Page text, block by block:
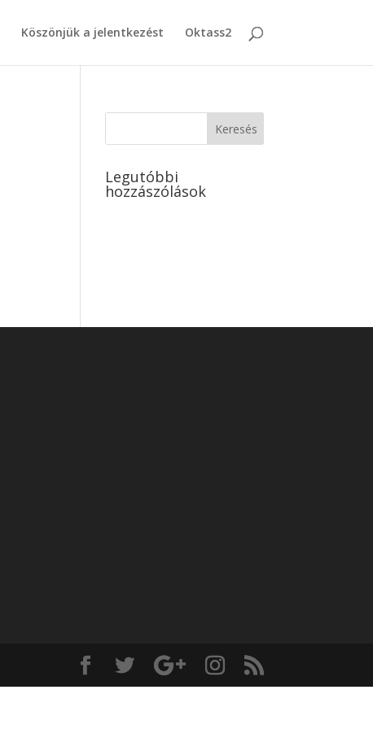
Köszönjük a jelentkezést Oktass2
Legutóbbi
hozzászólások